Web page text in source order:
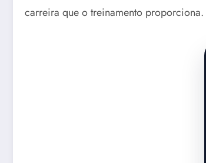
carreira que o treinamento proporciona.